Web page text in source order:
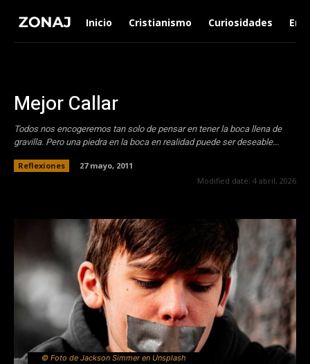
Inicio Cristianismo Curiosidades
Mejor Callar
Todos nos encogeremos tan solo de pensar en tener la boca llena de
gravilla. Pero una piedra en la boca en realidad puede ser deseable...
Reflexiones
27 mayo, 2011
Modified date: 4 abril, 2026
© Foto de Jackson Simmer en Unsplash